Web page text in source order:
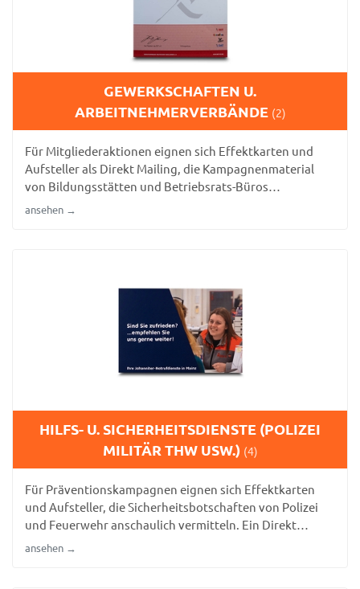
GEWERKSCHAFTEN U.
ARBEITNEHMERVERBÄNDE (2)
Für Mitgliederaktionen eignen sich Effektkarten und
Aufsteller als Direkt Mailing, die Kampagnenmaterial
von Bildungsstätten und Betriebsrats-Büros
einprägsam vermitteln.
ansehen →
HILFS- U. SICHERHEITSDIENSTE (POLIZEI
MILITÄR THW USW.) (4)
Für Präventionskampagnen eignen sich Effektkarten
und Aufsteller, die Sicherheitsbotschaften von Polizei
und Feuerwehr anschaulich vermitteln. Ein Direkt
Mailing ergänzt die Öffentlichkeitsarbeit.
ansehen →